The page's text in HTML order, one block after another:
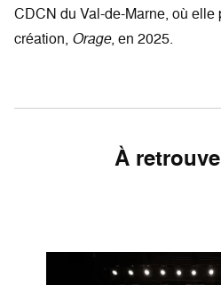
CDCN du Val-de-Marne, où elle
création, Orage, en 2025.
À